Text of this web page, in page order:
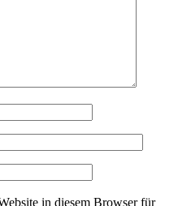
in diesem Browser für